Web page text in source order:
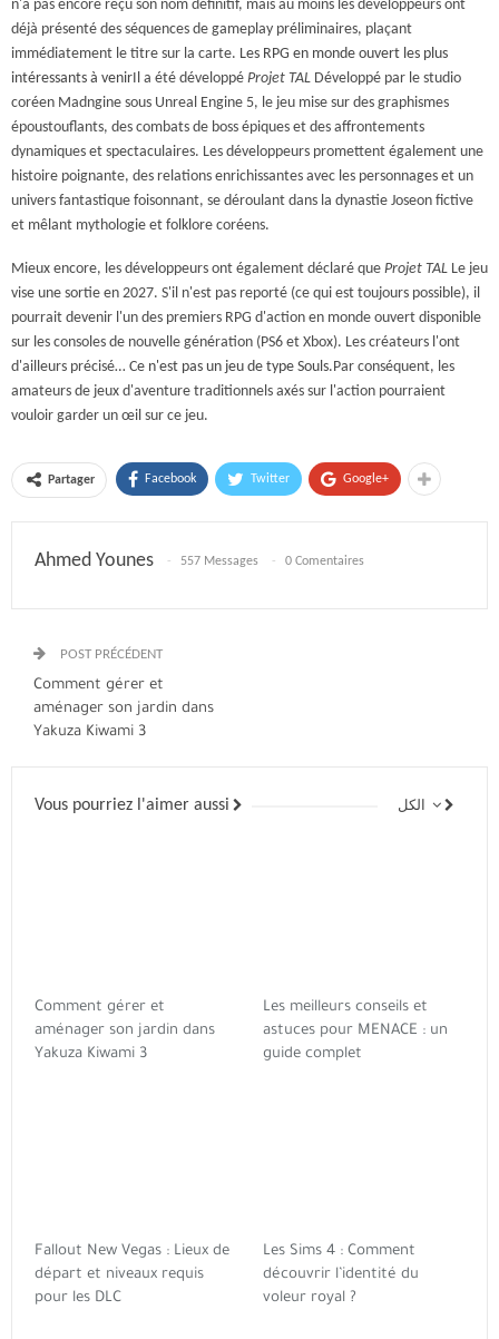
n'a pas encore reçu son nom définitif, mais au moins les développeurs ont
déjà présenté des séquences de gameplay préliminaires, plaçant
immédiatement le titre sur la carte. Les RPG en monde ouvert les plus
intéressants à venirIl a été développé Projet TAL Développé par le studio
coréen Madngine sous Unreal Engine 5, le jeu mise sur des graphismes
époustouflants, des combats de boss épiques et des affrontements
dynamiques et spectaculaires. Les développeurs promettent également une
histoire poignante, des relations enrichissantes avec les personnages et un
univers fantastique foisonnant, se déroulant dans la dynastie Joseon fictive
et mêlant mythologie et folklore coréens.
Mieux encore, les développeurs ont également déclaré que Projet TAL Le jeu
vise une sortie en 2027. S'il n'est pas reporté (ce qui est toujours possible), il
pourrait devenir l'un des premiers RPG d'action en monde ouvert disponible
sur les consoles de nouvelle génération (PS6 et Xbox). Les créateurs l'ont
d'ailleurs précisé… Ce n'est pas un jeu de type Souls.Par conséquent, les
amateurs de jeux d'aventure traditionnels axés sur l'action pourraient
vouloir garder un œil sur ce jeu.
Partager Facebook Twitter Google+
Ahmed Younes 557 Messages 0 Comentaires
POST PRÉCÉDENT
Comment gérer et
aménager son jardin dans
Yakuza Kiwami 3
Vous pourriez l'aimer aussi
Comment gérer et
aménager son jardin dans
Yakuza Kiwami 3
Les meilleurs conseils et
astuces pour MENACE : un
guide complet
Fallout New Vegas : Lieux de
départ et niveaux requis
pour les DLC
Les Sims 4 : Comment
découvrir l’identité du
voleur royal ?